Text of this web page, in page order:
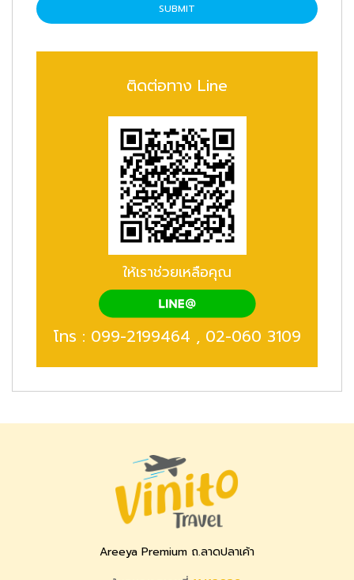
SUBMIT
ติดต่อทาง Line
ให้เราช่วยเหลือคุณ
โทร : 099-2199464 , 02-060 3109
Areeya Premium ถ.ลาดปลาเค้า